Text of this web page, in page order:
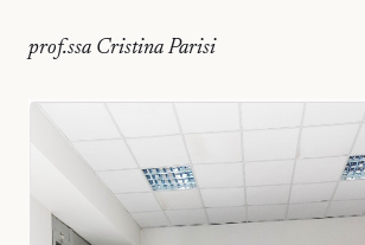
prof.ssa Cristina Parisi